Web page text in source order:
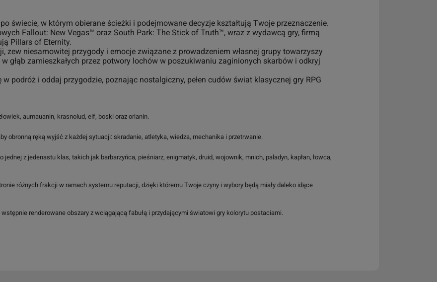
świecie, w którym obierane ścieżki i podejmowane decyzje kształtują Twoje przeznaczenie.
Fallout: New Vegas™ oraz South Park: The Stick of Truth™, wraz z wydawcą gry, firmą
Pillars of Eternity.
zew niesamowitej przygody i emocje związane z prowadzeniem własnej grupy towarzyszy
głąb zamieszkałych przez potwory lochów w poszukiwaniu zaginionych skarbów i odkryj
podróż i oddaj przygodzie, poznając nostalgiczny, pełen cudów świat klasycznej gry RPG
aumauanin, krasnolud, elf, boski oraz orlanin.
obronną ręką wyjść z każdej sytuacji: skradanie, atletyka, wiedza, mechanika i przetrwanie.
jednej z jedenastu klas, takich jak barbarzyńca, pieśniarz, enigmatyk, druid, wojownik, mnich, paladyn, kapłan, łowca,
różnych frakcji w ramach systemu reputacji, dzięki któremu Twoje czyny i wybory będą miały daleko idące
renderowane obszary z wciągającą fabułą i przydającymi światowi gry kolorytu postaciami.